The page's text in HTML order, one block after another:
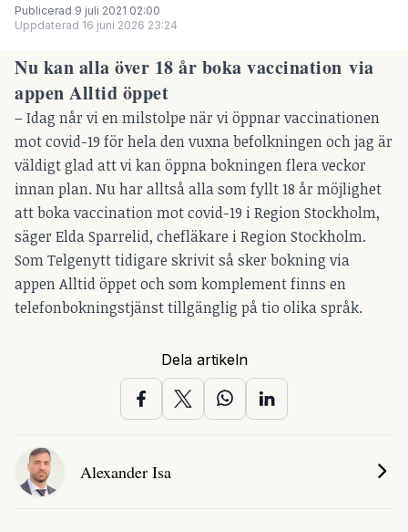
Publicerad 9 juli 2021 02:00
Uppdaterad 16 juni 2026 23:24
Nu kan alla över 18 år boka vaccination via
appen Alltid öppet
– Idag når vi en milstolpe när vi öppnar vaccinationen
mot covid-19 för hela den vuxna befolkningen och jag är
väldigt glad att vi kan öppna bokningen flera veckor
innan plan. Nu har alltså alla som fyllt 18 år möjlighet
att boka vaccination mot covid-19 i Region Stockholm,
säger Elda Sparrelid, chefläkare i Region Stockholm.
Som Telgenytt tidigare skrivit så sker bokning via
appen Alltid öppet och som komplement finns en
telefonbokningstjänst tillgänglig på tio olika språk.
Dela artikeln
Alexander Isa